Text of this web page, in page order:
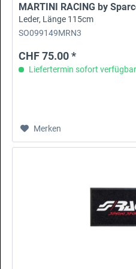
MARTINI RACING by
Leder, Länge 115cm
SO099149MRN3
CHF 75.00 *
Liefertermin sofort
Merken